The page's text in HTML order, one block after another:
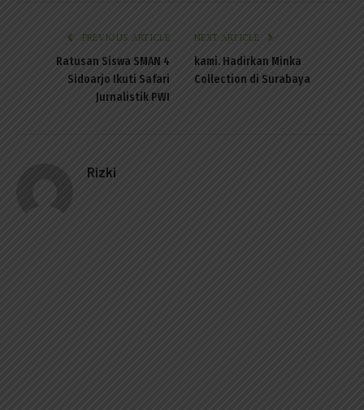
PREVIOUS ARTICLE
Ratusan Siswa SMAN 4
Sidoarjo Ikuti Safari
Jurnalistik PWI
NEXT ARTICLE
kami. Hadirkan Minka
Collection di Surabaya
Rizki